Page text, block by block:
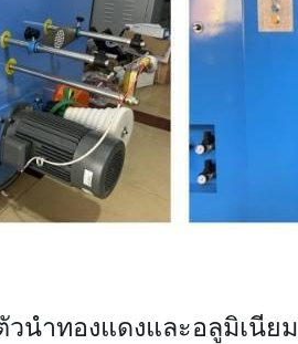
นำทองแดงและอลูมิเนียม